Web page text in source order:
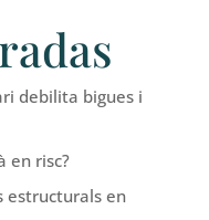
debilita bigues i
en risc?
estructurals en